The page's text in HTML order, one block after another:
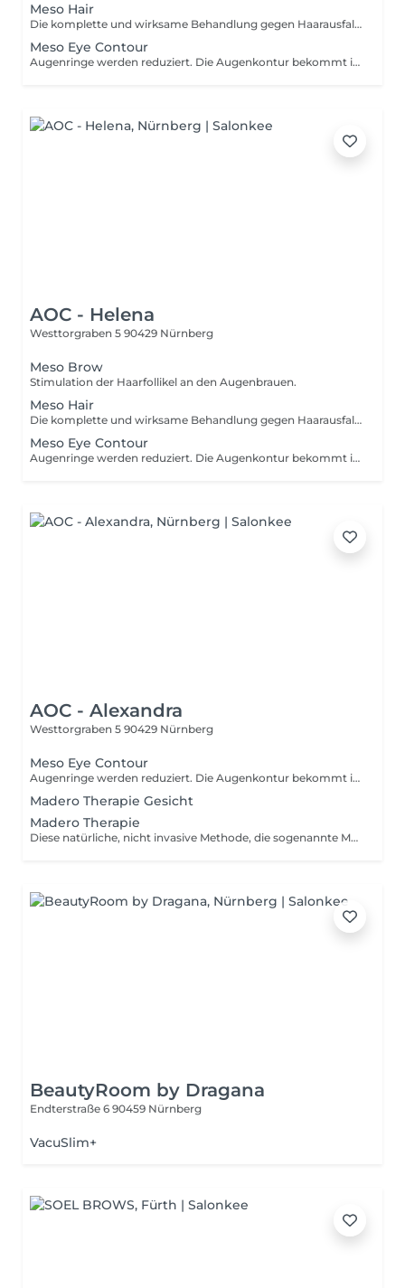
Meso Hair
Die komplette und wirksame Behandlung gegen Haarausfall. Die Kombination der Wirkstoffe führt zur Aktivierung der Haarfollikel, reaktiviert und stärkt die Haarwurzeln und fördert das Wachstum.
Meso Eye Contour
Augenringe werden reduziert. Die Augenkontur bekommt ihre Vitalität und Ausstrahlung zurück.
AOC - Helena
Westtorgraben 5 90429 Nürnberg
Meso Brow
Stimulation der Haarfollikel an den Augenbrauen.
Meso Hair
Die komplette und wirksame Behandlung gegen Haarausfall. Die Kombination der Wirkstoffe führt zur Aktivierung der Haarfollikel, reaktiviert und stärkt die Haarwurzeln und fördert das Wachstum.
Meso Eye Contour
Augenringe werden reduziert. Die Augenkontur bekommt ihre Vitalität und Ausstrahlung zurück.
AOC - Alexandra
Westtorgraben 5 90429 Nürnberg
Meso Eye Contour
Augenringe werden reduziert. Die Augenkontur bekommt ihre Vitalität und Ausstrahlung zurück.
Madero Therapie Gesicht
Madero Therapie
Diese natürliche, nicht invasive Methode, die sogenannte Maderotherapie, stammt ursprünglich aus Kolumbien ("Madero" bedeutet auf Spanisch "Holz") und hat sich als besonders effektiv erwiesen bei der Reduktion des Hüftumfangs und des Oberarms- und Oberschenkelumfangs und damit einhergehend die signifikante Verringerung der Orangenhaut. Bei der Maderotherapie werden die Problemzonen mit speziellen Holzwalzen behandelt. Durch intensiven Druck und Zug werden Haut, Bindegewebe und Muskulatur bearbeitet und dadurch die Durchblutung und der Stoffwechsel, sowie das Lymphsystem angeregt. Die Cellulite-typischen Dellen werden im Laufe der Behandlungsserie sichtbar verringert. Das positive Ergebnis der Maderobehandlungen ist schon nach wenigen Behandlungen sichtbar.
BeautyRoom by Dragana
Endterstraße 6 90459 Nürnberg
VacuSlim+